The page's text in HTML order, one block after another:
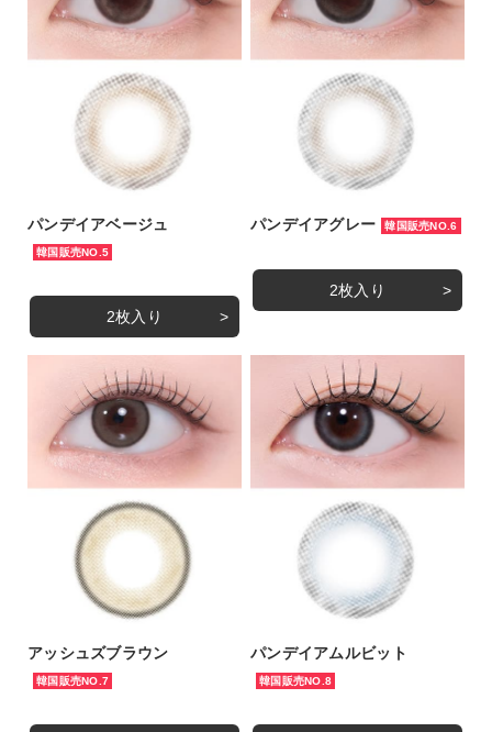
パンデイアベージュ
韓国販売NO.5
2枚入り
パンデイアグレー 韓国販売NO.6
2枚入り
アッシュズブラウン
韓国販売NO.7
パンデイアムルビット
韓国販売NO.8